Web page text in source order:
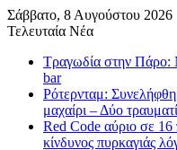
Σάββατο, 8 Αυγούστου 2026
Τελευταία Νέα
Τραγωδία στην Πάρο:
bar
Ρότερνταμ: Συνελήφθη
μαχαίρι – Δύο
Red Code αύριο σε
κίνδυνος πυρκαγιάς